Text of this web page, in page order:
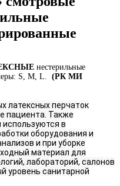
нестерильные
S, M, L. (РК МИ
латексных перчаток
пациента. Также
в
оборудования и
и при уборке
материал для
лабораторий, салонов
уровень санитарной